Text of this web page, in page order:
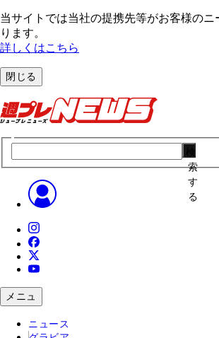
当サイトでは当社の提携先等がお客様の
ります。
詳しくはこちら
閉じる
索
す
る
メニュ
ニュース